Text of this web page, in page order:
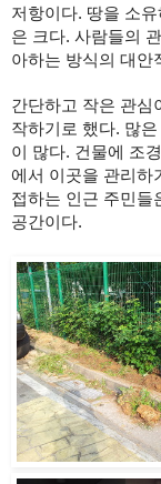
저항이다. 땅을 소
은 크다. 사람들의
아하는 방식의 대안
간단하고 작은 관심
작하기로 했다. 많
이 많다. 건물에 조
에서 이곳을 관리하
접하는 인근 주민들
공간이다.